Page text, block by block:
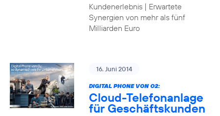
Kundenerlebnis | Erwartete
Synergien von mehr als fünf
Milliarden Euro
16. Juni 2014
DIGITAL PHONE VON O2:
Cloud-Telefonanlage
für Geschäftskunden